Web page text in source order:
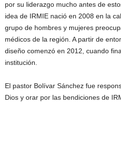
por su liderazgo mucho antes de
idea de IRMIE nació en 2008 en la
grupo de hombres y mujeres
médicos de la región. A partir de
diseño comenzó en 2012, cuando
institución.
El pastor Bolívar Sánchez fue
Dios y orar por las bendiciones de